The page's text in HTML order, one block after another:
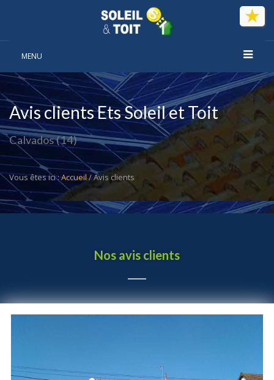
MENU
Avis clients Ets Soleil et Toit
Calvados (14)
Vous êtes ici :Accueil/ Avis clients
Nos avis clients